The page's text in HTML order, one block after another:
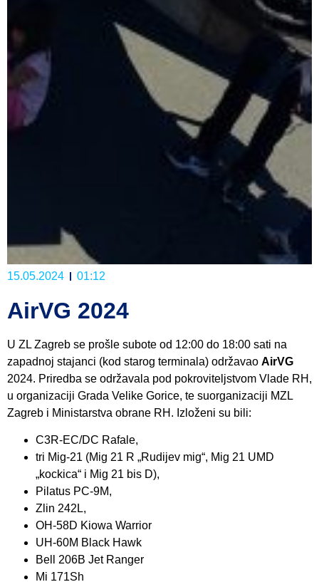
15.05.2024 01:12
AirVG 2024
U ZL Zagreb se prošle subote od 12:00 do 18:00 sati na
zapadnoj stajanci (kod starog terminala) održavao AirVG
2024. Priredba se održavala pod pokroviteljstvom Vlade RH,
u organizaciji Grada Velike Gorice, te suorganizaciji MZL
Zagreb i Ministarstva obrane RH. Izloženi su bili:
C3R-EC/DC Rafale,
tri Mig-21 (Mig 21 R „Rudijev mig“, Mig 21 UMD
„kockica“ i Mig 21 bis D),
Pilatus PC-9M,
Zlin 242L,
OH-58D Kiowa Warrior
UH-60M Black Hawk
Bell 206B Jet Ranger
Mi 171Sh